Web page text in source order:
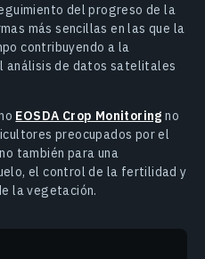
del progreso de la
más sencillas en las que la
contribuyendo a la
análisis de datos satelitales
EOSDA Crop Monitoring no
preocupados por el
también para una
el control de la fertilidad y
la vegetación.